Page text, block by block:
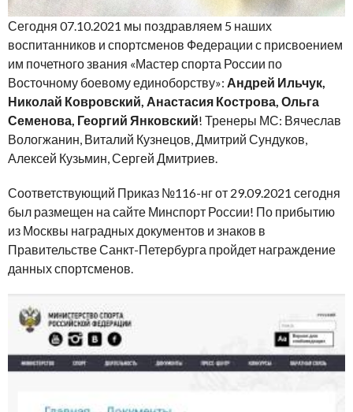
Сегодня 07.10.2021 мы поздравляем 5 наших
воспитанников и спортсменов Федерации с присвоением
им почетного звания «Мастер спорта России по
Восточному боевому единоборству»: Андрей Ильчук,
Николай Ковровский, Анастасия Кострова, Ольга
Семенова, Георгий Янковский! Тренеры МС: Вячеслав
Вологжанин, Виталий Кузнецов, Дмитрий Сундуков,
Алексей Кузьмин, Сергей Дмитриев.
Соответствующий Приказ №116-нг от 29.09.2021 сегодня
был размещен на сайте Минспорт России! По прибытию
из Москвы наградных документов и знаков в
Правительстве Санкт-Петербурга пройдет награждение
данных спортсменов.